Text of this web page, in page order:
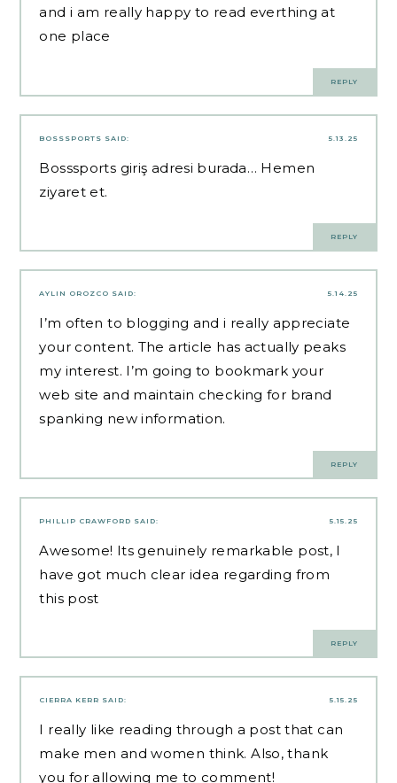
and i am really happy to read everthing at
one place
REPLY
5.13.25
BOSSSPORTS SAID:
Bosssports giriş adresi burada… Hemen
ziyaret et.
REPLY
5.14.25
AYLIN OROZCO SAID:
I’m often to blogging and i really appreciate
your content. The article has actually peaks
my interest. I’m going to bookmark your
web site and maintain checking for brand
spanking new information.
REPLY
5.15.25
PHILLIP CRAWFORD SAID:
Awesome! Its genuinely remarkable post, I
have got much clear idea regarding from
this post
REPLY
5.15.25
CIERRA KERR SAID:
I really like reading through a post that can
make men and women think. Also, thank
you for allowing me to comment!